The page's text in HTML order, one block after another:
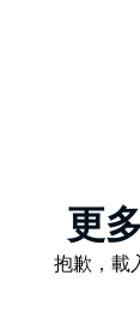
也帶上
不供電
除新南
Product
List
更
Product
抱歉，載